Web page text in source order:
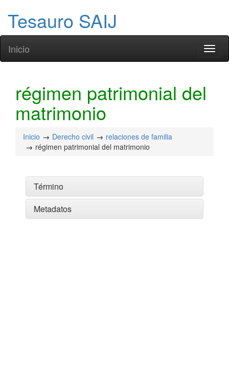
Tesauro SAIJ
Inicio
régimen patrimonial del
matrimonio
Inicio Derecho civil
relaciones de familia
régimen patrimonial del matrimonio
Término
Metadatos